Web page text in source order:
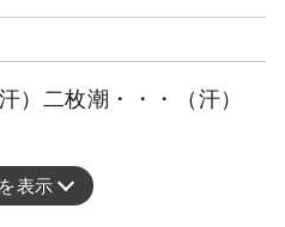
）二枚潮・・・（汗）
表示